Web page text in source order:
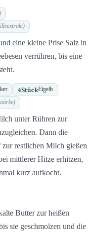
eine kleine Prise Salz in
verrühren, bis eine
4StückEigelb
unter Rühren zur
Dann die
restlichen Milch gießen
mittlerer Hitze erhitzen,
kurz aufkocht.
Butter zur heißen
sie geschmolzen und die